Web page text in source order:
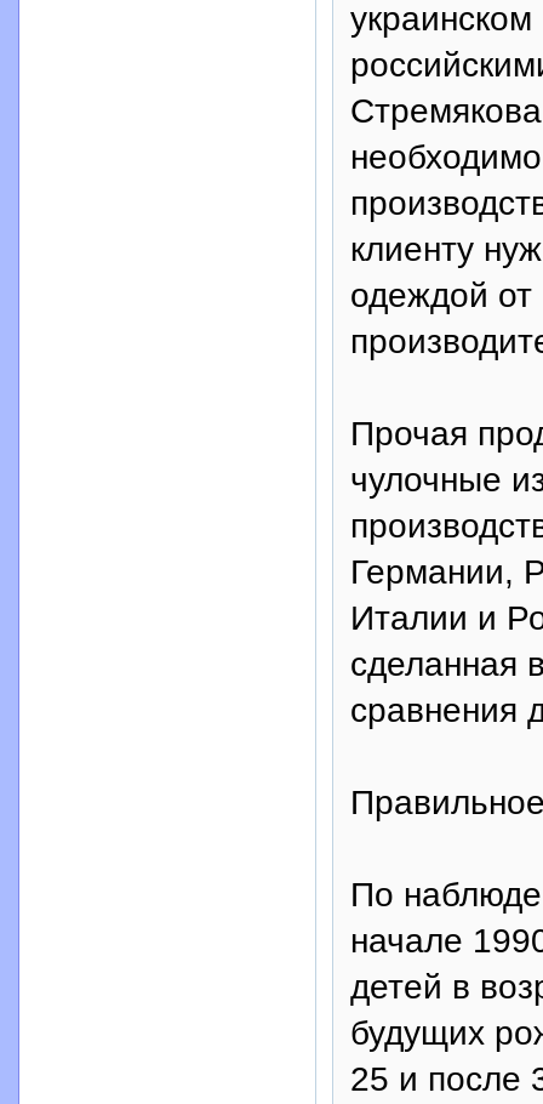
клиенту
одеждой от
Прочая
чулочные
Германии,
Италии и
сделанная
сравнения
По
начале
детей в
будущих
25 и после